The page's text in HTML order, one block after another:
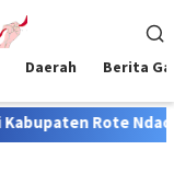
Daerah Berita
Bersaing dalam